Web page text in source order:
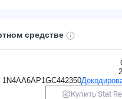
средстве
1N4AA6AP1GC442350
Купить Stat